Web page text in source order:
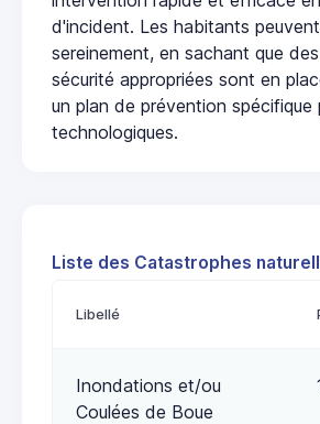
d'incident. Les habitants
sereinement, en sachant que
sécurité appropriées sont en
un plan de prévention spécifique
technologiques.
Liste des Catastrophes
Libellé
Inondations et/ou
Coulées de Boue